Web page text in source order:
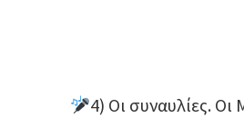
4) Οι συναυλίες.